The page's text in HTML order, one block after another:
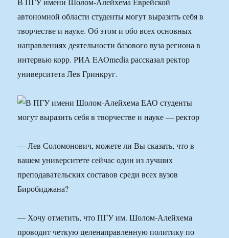
автономной области студенты могут выразить себя в
творчестве и науке. Об этом и обо всех основных
направлениях деятельности базового вуза региона в
интервью корр. РИА EAOmedia рассказал ректор
университета Лев Гринкруг.
— Лев Соломонович, можете ли Вы сказать, что в
вашем университете сейчас один из лучших
преподавательских составов среди всех вузов
Биробиджана?
— Хочу отметить, что ПГУ им. Шолом-Алейхема
проводит четкую целенаправленную политику по